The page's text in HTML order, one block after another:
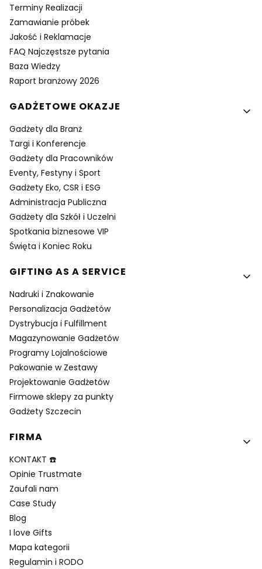
Terminy Realizacji
Zamawianie próbek
Jakość i Reklamacje
FAQ Najczęstsze pytania
Baza Wiedzy
Raport branżowy 2026
GADŻETOWE OKAZJE
Gadżety dla Branż
Targi i Konferencje
Gadżety dla Pracowników
Eventy, Festyny i Sport
Gadżety Eko, CSR i ESG
Administracja Publiczna
Gadżety dla Szkół i Uczelni
Spotkania biznesowe VIP
Święta i Koniec Roku
GIFTING AS A SERVICE
Nadruki i Znakowanie
Personalizacja Gadżetów
Dystrybucja i Fulfillment
Magazynowanie Gadżetów
Programy Lojalnościowe
Pakowanie w Zestawy
Projektowanie Gadżetów
Firmowe sklepy za punkty
Gadżety Szczecin
FIRMA
KONTAKT ☎️
Opinie Trustmate
Zaufali nam
Case Study
Blog
I love Gifts
Mapa kategorii
Regulamin i RODO